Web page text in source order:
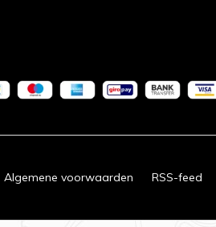
Algemene voorwaarden RSS-feed